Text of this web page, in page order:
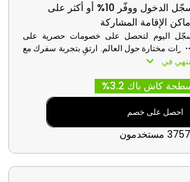
سجّل الدخول ووفّر 10% أو أكثر على
الإقامة المشاركة
اليوم لتحصل على خصومات حصرية على
مختارة حول العالم. ارتقِ بتجربة سفرك مع
واستمتع بالتوازن الأمثل بين الراحة
في
كاش باك 3.2%
احصل على خصم
3757 مستخدمون